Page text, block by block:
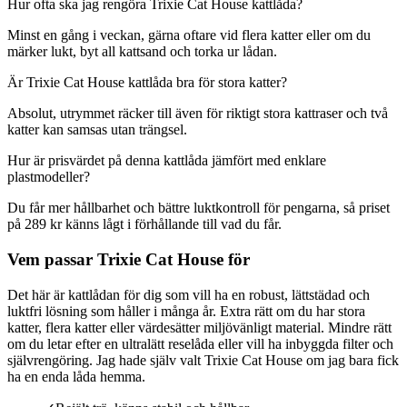
Hur ofta ska jag rengöra Trixie Cat House kattlåda?
Minst en gång i veckan, gärna oftare vid flera katter eller om du
märker lukt, byt all kattsand och torka ur lådan.
Är Trixie Cat House kattlåda bra för stora katter?
Absolut, utrymmet räcker till även för riktigt stora kattraser och två
katter kan samsas utan trängsel.
Hur är prisvärdet på denna kattlåda jämfört med enklare
plastmodeller?
Du får mer hållbarhet och bättre luktkontroll för pengarna, så priset
på 289 kr känns lågt i förhållande till vad du får.
Vem passar Trixie Cat House för
Det här är kattlådan för dig som vill ha en robust, lättstädad och
luktfri lösning som håller i många år. Extra rätt om du har stora
katter, flera katter eller värdesätter miljövänligt material. Mindre rätt
om du letar efter en ultralätt reselåda eller vill ha inbyggda filter och
självrengöring. Jag hade själv valt Trixie Cat House om jag bara fick
ha en enda låda hemma.